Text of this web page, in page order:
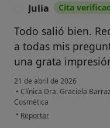
Julia Cita
Todo salió bien.
a todas mis
una grata
21 de abril de 2026
• Clínica Dra. Graciela
Cosmética
• en opinión del usuario Julia
Reportar